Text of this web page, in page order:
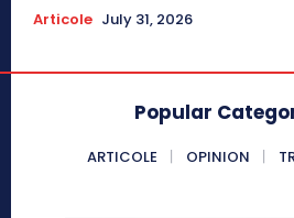
Articole July 31, 2026
Popular
ARTICOLE OPINION